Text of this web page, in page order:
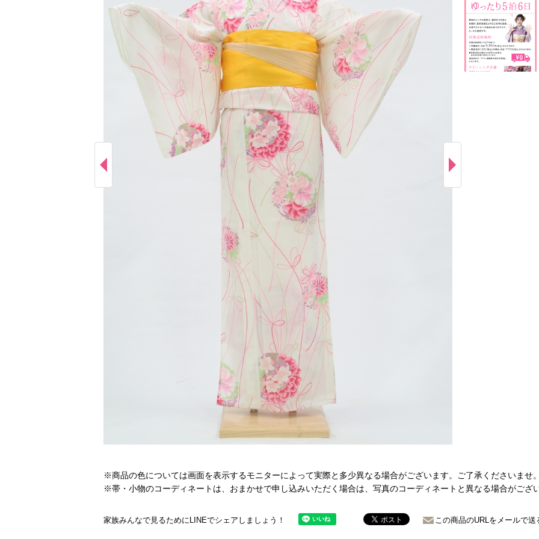
※商品の色については画面を表示するモニターによって実際と多少異なる場合がございます。ご了承くださいませ。
※帯・小物のコーディネートは、おまかせで申し込みいただく場合は、写真のコーディネートと異なる場合がござい
家族みんなで見るためにLINEでシェアしましょう！ この商品のURLをメールで送